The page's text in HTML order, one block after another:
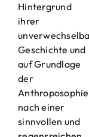
Hintergrund
ihrer
Geschichte und
auf Grundlage
der
Anthroposophie
nach einer
sinnvollen und